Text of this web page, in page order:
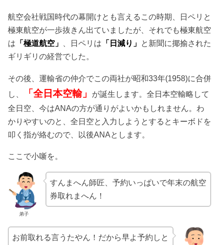
航空会社戦国時代の幕開けとも言えるこの時期、日ペリと
極東航空が一歩抜きん出ていましたが、それでも極東航空
は 「極道航空」 、日ペリは 「日減り」 と新聞に揶揄された
ギリギリの経営でした。
その後、運輸省の仲介でこの両社が昭和33年(1958)に合併
し、
「全日本空輸」
が誕生します。全日本空輸略して
全日空、今はANAの方が通りがよいかもしれません。わ
かりやすいのと、全日空と入力しようとするとキーボドを
叩く指が絡むので、以後ANAとします。
ここで小噺を。
弟子
すんまへん師匠、予約いっぱいで年末の航空
券取れまへん！
お前取れる言うたやん！だから早よ予約しと